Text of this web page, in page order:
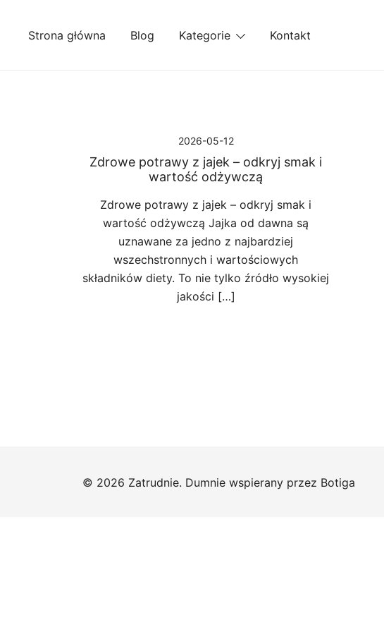
Strona główna Blog Kategorie Kontakt
2026-05-12
Zdrowe potrawy z jajek – odkryj smak i
wartość odżywczą
Zdrowe potrawy z jajek – odkryj smak i
wartość odżywczą Jajka od dawna są
uznawane za jedno z najbardziej
wszechstronnych i wartościowych
składników diety. To nie tylko źródło wysokiej
jakości […]
© 2026 Zatrudnie. Dumnie wspierany przez Botiga